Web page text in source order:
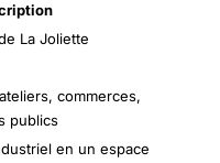
La Joliette
commerces,
publics
en un espace